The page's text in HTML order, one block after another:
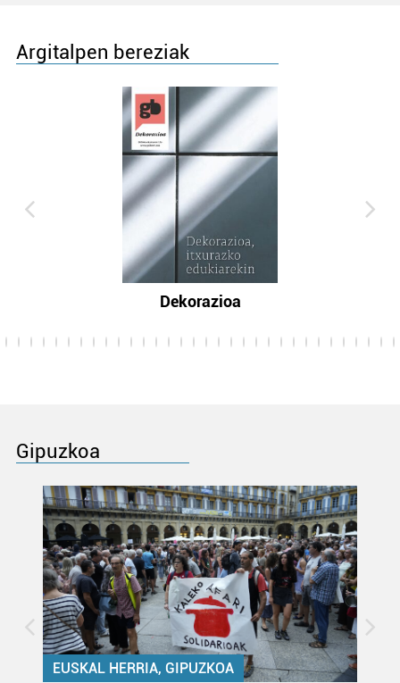
Argitalpen bereziak
Dekorazioa
Gipuzkoa
EUSKAL HERRIA, GIPUZKOA